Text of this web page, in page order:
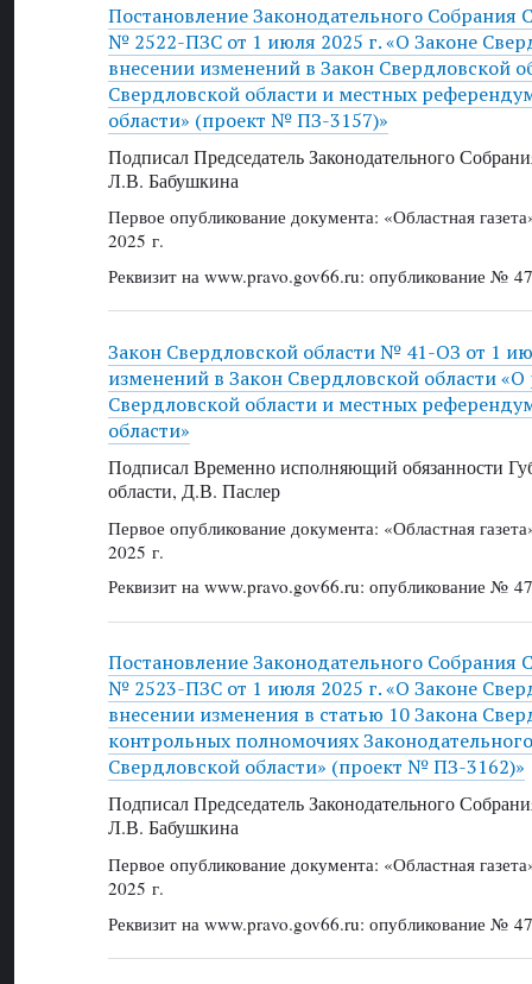
Постановление Законодательного Собрания
№ 2522-ПЗС от 1 июля 2025 г. «О Законе
внесении изменений в Закон Свердловской
Свердловской области и местных
области» (проект № ПЗ-3157)»
Подписал Председатель Законодательного
Л.В. Бабушкина
Первое опубликование документа: «Областная
2025 г.
Реквизит на www.pravo.gov66.ru: опубликование №
Закон Свердловской области № 41-ОЗ от 1
изменений в Закон Свердловской области
Свердловской области и местных
области»
Подписал Временно исполняющий обязанности
области, Д.В. Паслер
Первое опубликование документа: «Областная
2025 г.
Реквизит на www.pravo.gov66.ru: опубликование №
Постановление Законодательного Собрания
№ 2523-ПЗС от 1 июля 2025 г. «О Законе
внесении изменения в статью 10 Закона
контрольных полномочиях
Свердловской области» (проект № ПЗ-3162)»
Подписал Председатель Законодательного
Л.В. Бабушкина
Первое опубликование документа: «Областная
2025 г.
Реквизит на www.pravo.gov66.ru: опубликование №